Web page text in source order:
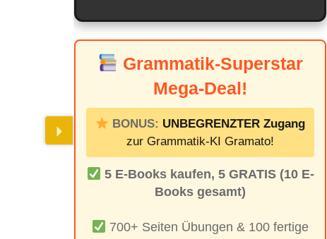
Grammatik-Superstar
Mega-Deal!
BONUS: UNBEGRENZTER Zugang
zur Grammatik-KI Gramato!
5 E-Books kaufen, 5 GRATIS (10 E-
Books gesamt)
700+ Seiten Übungen & 100 fertige